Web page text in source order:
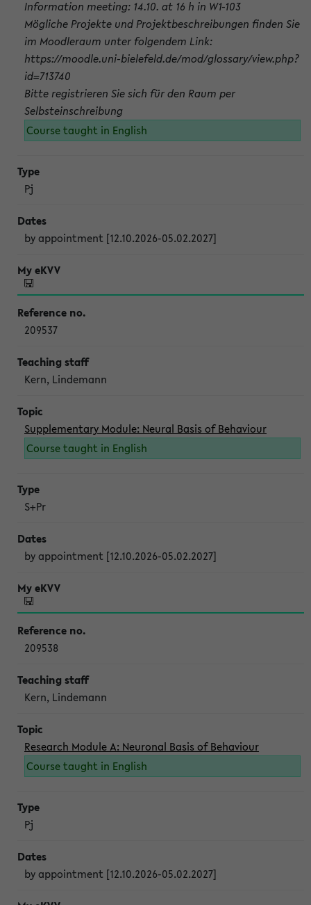
Information meeting: 14.10. at 16 h in W1-103
Mögliche Projekte und Projektbeschreibungen finden Sie
im Moodleraum unter folgendem Link:
https://moodle.uni-bielefeld.de/mod/glossary/view.php?
id=713740
Bitte registrieren Sie sich für den Raum per
Selbsteinschreibung
Course taught in English
Pj
by appointment [12.10.2026-05.02.2027]
209537
Kern, Lindemann
Supplementary Module: Neural Basis of Behaviour
Course taught in English
S+Pr
by appointment [12.10.2026-05.02.2027]
209538
Kern, Lindemann
Research Module A: Neuronal Basis of Behaviour
Course taught in English
Pj
by appointment [12.10.2026-05.02.2027]